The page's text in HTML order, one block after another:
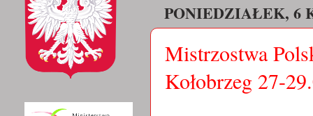
PONIEDZIAŁEK, 6
Mistrzostwa
Kołobrzeg 27-